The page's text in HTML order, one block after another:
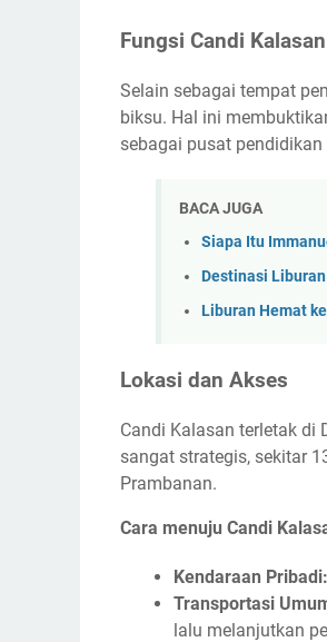
Fungsi Candi Kalasan
Selain sebagai tempat
biksu. Hal ini
sebagai pusat
BACA JUGA
Siapa Itu
Destinasi
Liburan Hemat
Lokasi dan Akses
Candi Kalasan terletak di
sangat strategis, sekitar
Prambanan.
Cara menuju Candi
Kendaraan Pribadi:
Transportasi
lalu melanjutkan